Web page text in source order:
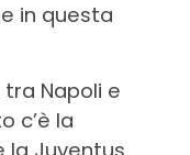
in questa
Napoli e
c’è la